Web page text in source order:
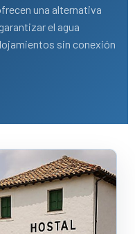
una alternativa
el agua
sin conexión